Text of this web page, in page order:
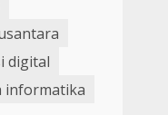
digital
informatika